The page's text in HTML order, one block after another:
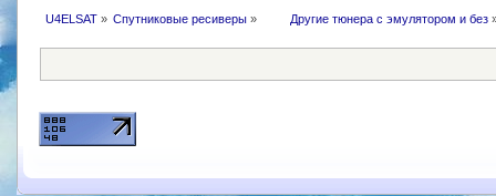
U4ELSAT» Cпутниковые ресиверы » Другие тюнера с эмулятором и без